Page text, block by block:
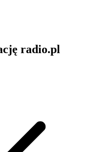
radio.pl